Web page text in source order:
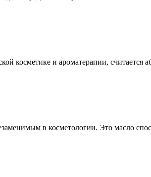
и ароматерапии, считается
в косметологии. Это масло